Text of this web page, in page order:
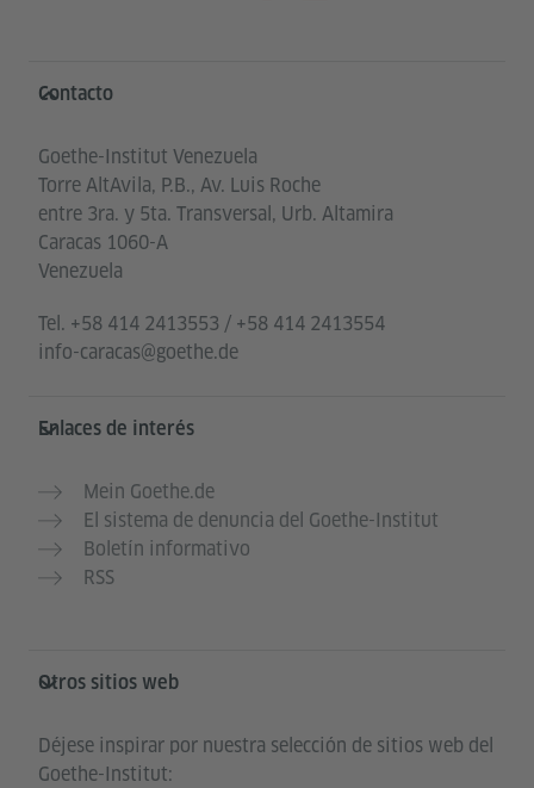
Service- und Informationsbereich
Contacto
Goethe-Institut Venezuela
Torre AltAvila, P.B., Av. Luis Roche
entre 3ra. y 5ta. Transversal, Urb. Altamira
Caracas 1060-A
Venezuela
Tel. +58 414 2413553 / +58 414 2413554
info-caracas@goethe.de
Enlaces de interés
Mein Goethe.de
El sistema de denuncia del Goethe-Institut
Boletín informativo
RSS
Otros sitios web
Déjese inspirar por nuestra selección de sitios web del
Goethe-Institut: